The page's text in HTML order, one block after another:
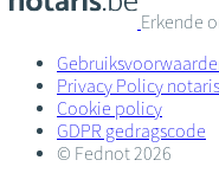
Erkende
Privacy Policy
Cookie policy
GDPR gedragscode
© Fednot 2026